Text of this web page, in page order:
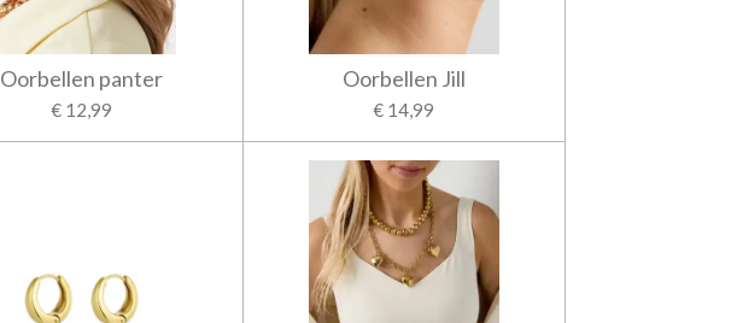
Oorbellen panter
€ 12,99
Oorbellen Jill
€ 14,99